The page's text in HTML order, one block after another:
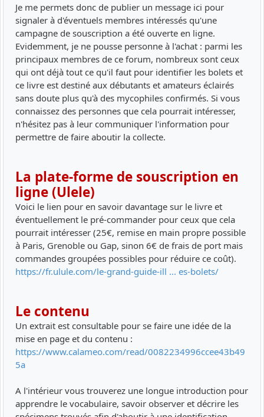
Je me permets donc de publier un message ici pour
signaler à d'éventuels membres intéressés qu'une
campagne de souscription a été ouverte en ligne.
Evidemment, je ne pousse personne à l'achat : parmi les
principaux membres de ce forum, nombreux sont ceux
qui ont déjà tout ce qu'il faut pour identifier les bolets et
ce livre est destiné aux débutants et amateurs éclairés
sans doute plus qu'à des mycophiles confirmés. Si vous
connaissez des personnes que cela pourrait intéresser,
n'hésitez pas à leur communiquer l'information pour
permettre de faire aboutir la collecte.
La plate-forme de souscription en
ligne (Ulele)
Voici le lien pour en savoir davantage sur le livre et
éventuellement le pré-commander pour ceux que cela
pourrait intéresser (25€, remise en main propre possible
à Paris, Grenoble ou Gap, sinon 6€ de frais de port mais
commandes groupées possibles pour réduire ce coût).
https://fr.ulule.com/le-grand-guide-ill ... es-bolets/
Le contenu
Un extrait est consultable pour se faire une idée de la
mise en page et du contenu :
https://www.calameo.com/read/0082234996ccee43b49
5a
A l'intérieur vous trouverez une longue introduction pour
apprendre le vocabulaire, savoir observer et décrire les